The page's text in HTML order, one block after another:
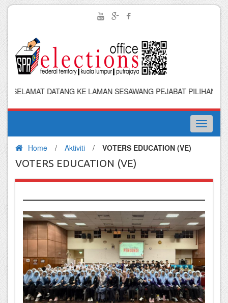
DATANG KE LAMAN SESAWANG PEJABAT PILIHAN RAYA
Toggle
Home
/ Aktiviti / VOTERS EDUCATION (VE)
VOTERS EDUCATION (VE)